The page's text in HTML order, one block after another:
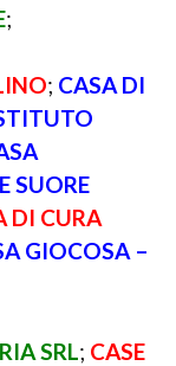
;
; CASA DI
SUORE
DI CURA
GIOCOSA –
SRL; CASE